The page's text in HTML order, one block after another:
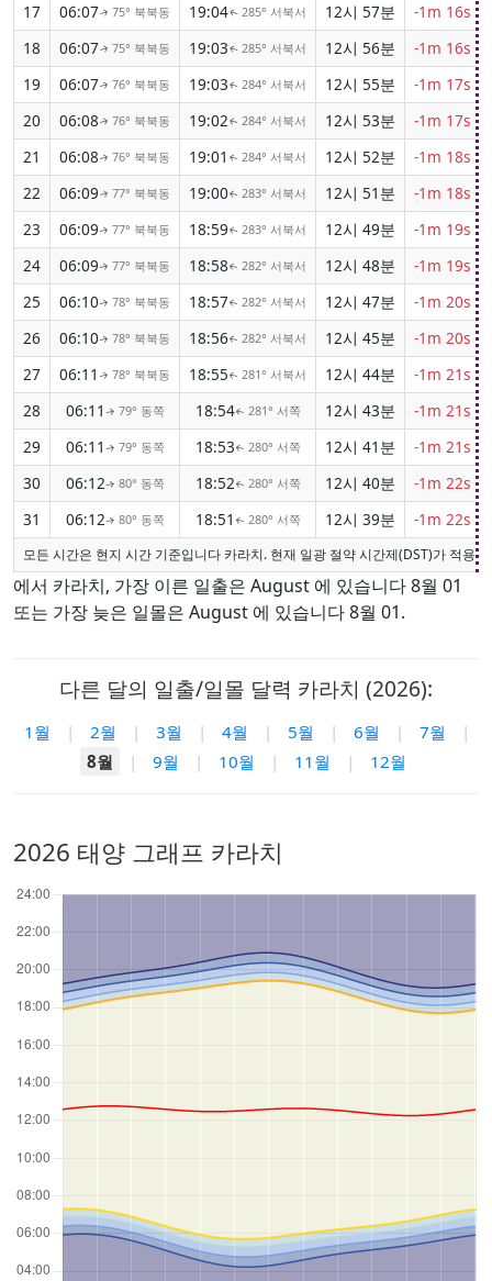
17
06:07↑ 75° 북북동 19:04↑ 285° 서북서 12시 57분 -1m 16s
18
06:07↑ 75° 북북동 19:03↑ 285° 서북서 12시 56분 -1m 16s
19
06:07↑ 76° 북북동 19:03↑ 284° 서북서 12시 55분 -1m 17s
20
06:08↑ 76° 북북동 19:02↑ 284° 서북서 12시 53분 -1m 17s
21
06:08↑ 76° 북북동 19:01 ↑ 284° 서북서 12시 52분 -1m 18s
22
06:09↑ 77° 북북동 19:00↑ 283° 서북서 12시 51분 -1m 18s
23
06:09↑ 77° 북북동 18:59↑ 283° 서북서 12시 49분 -1m 19s
24
06:09↑ 77° 북북동 18:58↑ 282° 서북서 12시 48분 -1m 19s
25
06:10↑ 78° 북북동 18:57↑ 282° 서북서 12시 47분 -1m 20s
26
06:10↑ 78° 북북동 18:56↑ 282° 서북서 12시 45분 -1m 20s
27
06:11 ↑ 78° 북북동 18:55↑ 281° 서북서 12시 44분 -1m 21s
28
06:11 ↑ 79° 동쪽 18:54↑ 281° 서쪽 12시 43분 -1m 21s
29
06:11 ↑ 79° 동쪽 18:53↑ 280° 서쪽 12시 41분 -1m 21s
30
06:12↑ 80° 동쪽 18:52↑ 280° 서쪽 12시 40분 -1m 22s
31
06:12↑ 80° 동쪽 18:51 ↑ 280° 서쪽 12시 39분 -1m 22s
모든 시간은 현지 시간 기준입니다 카라치. 현재 일광 절약 시간제(DST)가 적용
에서 카라치, 가장 이른 일출은 August 에 있습니다 8월 01
또는 가장 늦은 일몰은 August 에 있습니다 8월 01.
다른 달의 일출/일몰 달력 카라치 (2026):
1월 | 2월 | 3월 | 4월 | 5월 | 6월 | 7월
|
8월
| 9월 | 10월 | 11월 | 12월
2026 태양 그래프 카라치